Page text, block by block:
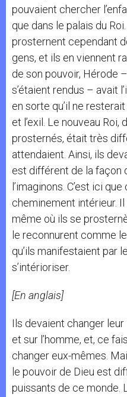
pouvaient chercher
que dans le palais du
prosternent cependant
gens, et ils en viennent
de son pouvoir, Hérode
s’étaient rendus – avait
en sorte qu’il ne
et l’exil. Le nouveau Roi,
prosternés, était très
attendaient. Ainsi, ils
est différent de la façon
l’imaginons. C’est ici
cheminement intérieur.
même où ils se
le reconnurent comme
qu’ils manifestaient par
s’intérioriser.
[En anglais]
Ils devaient changer
et sur l’homme, et, ce
changer eux-mêmes.
le pouvoir de Dieu est
puissants de ce monde.